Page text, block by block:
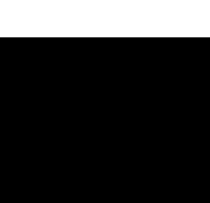
cantidad